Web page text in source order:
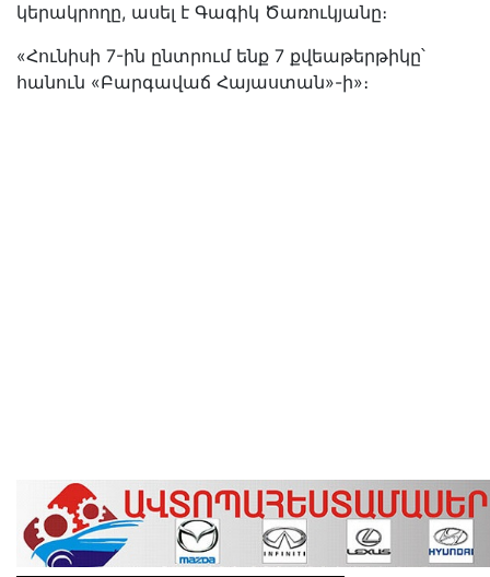
կերակրողը, ասել է Գագիկ Ծառուկյանը։
«Հունիսի 7-ին ընտրում ենք 7 քվեաթերթիկը՝
հանուն «Բարգավաճ Հայաստան»-ի»։